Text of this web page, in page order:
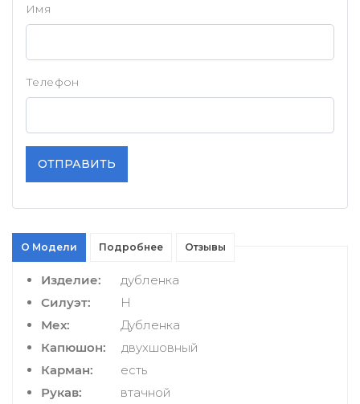
Имя
Телефон
ОТПРАВИТЬ
О Модели Подробнее Отзывы
Изделие:
дубленка
Силуэт:
H
Мех:
Дубленка
Капюшон:
двухшовный
Карман:
есть
Рукав:
втачной